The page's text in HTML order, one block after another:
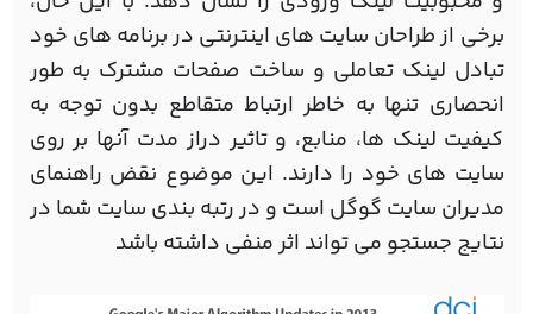
برخی از طراحان سایت های اینترنتی در برنامه های خود
تبادل لینک تعاملی و ساخت صفحات مشترک به طور
انحصاری تنها به خاطر ارتباط متقاطع بدون توجه به
کیفیت لینک ها، منابع، و تاثیر دراز مدت آنها بر روی
سایت های خود را دارند. این موضوع نقض راهنمای
مدیران سایت گوگل است و در رتبه بندی سایت شما در
نتایج جستجو می تواند اثر منفی داشته باشد